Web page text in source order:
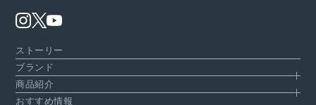
ストーリー
ブランド
商品紹介
おすすめ情報